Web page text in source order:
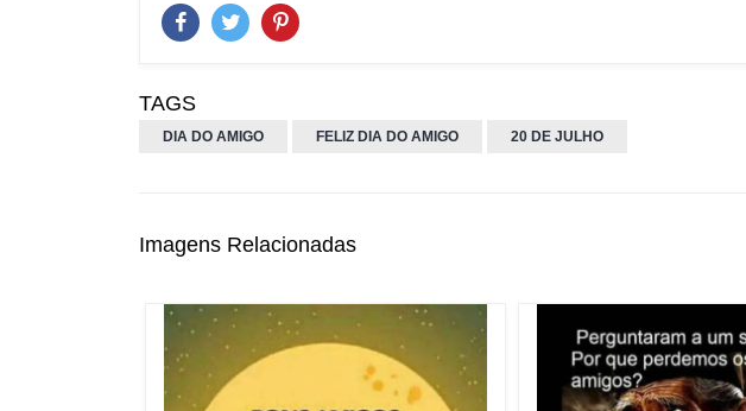
TAGS
DIA DO AMIGO FELIZ DIA DO AMIGO 20 DE JULHO
Imagens Relacionadas